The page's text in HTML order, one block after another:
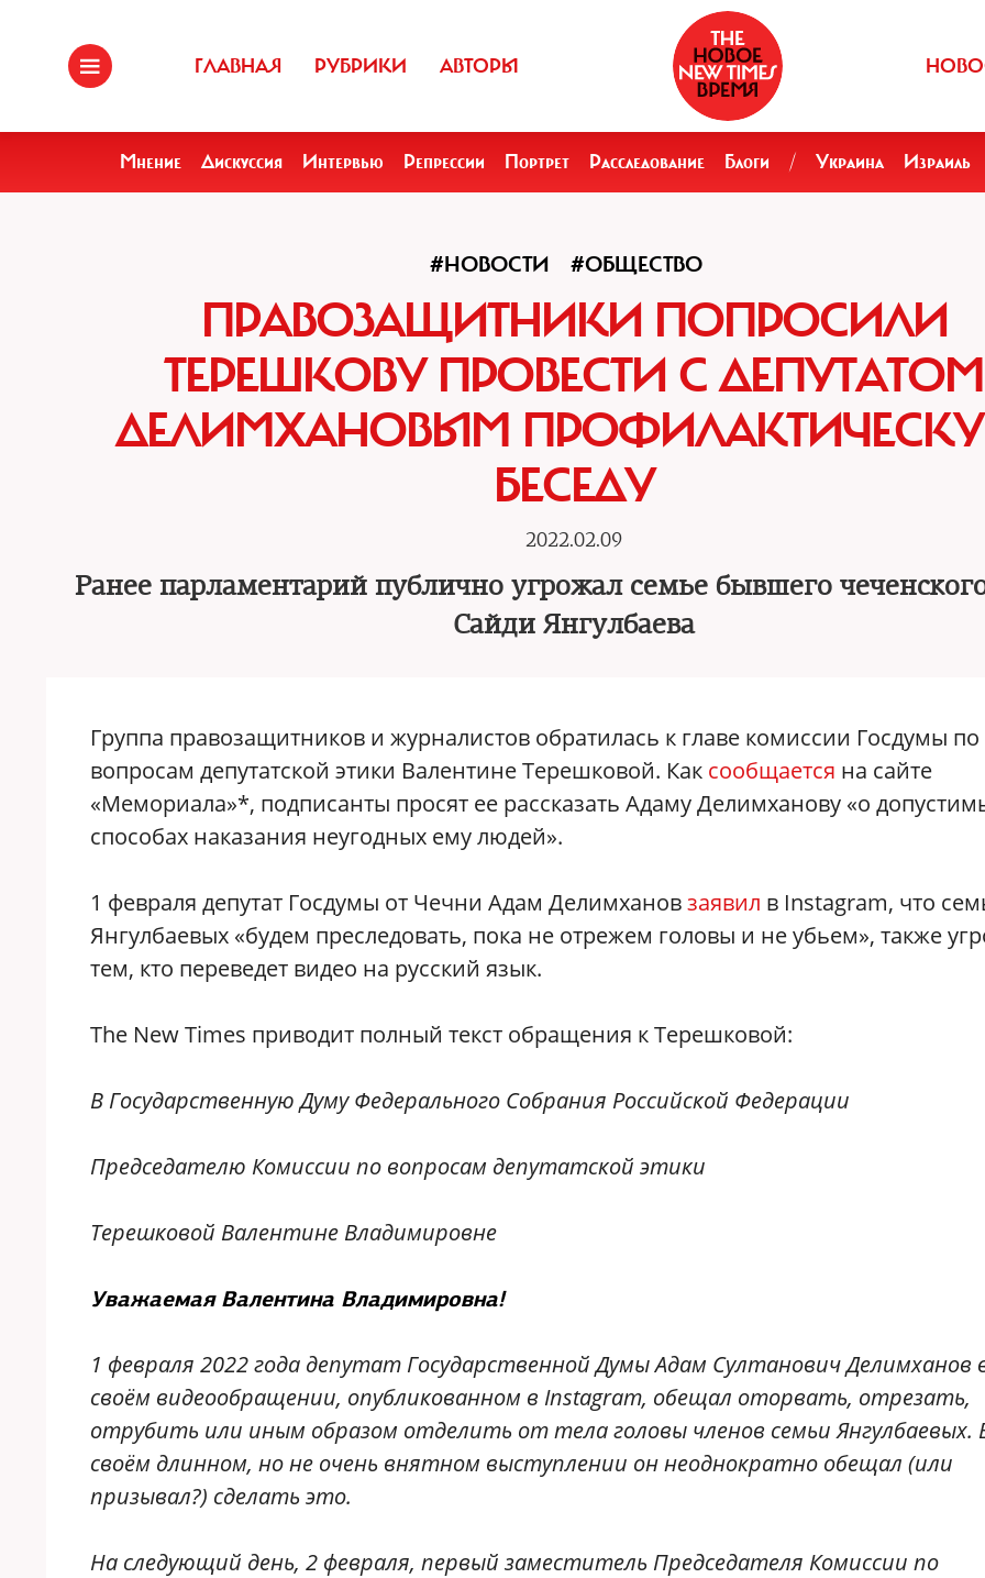
ГЛАВНАЯ РУБРИКИ АВТОРЫ
Мнение Дискуссия Интервью Репрессии Портрет Расследование Блоги / Украина Израиль
#НОВОСТИ #ОБЩЕСТВО
ПРАВОЗАЩИТНИКИ ПОПРОСИЛИ
ТЕРЕШКОВУ ПРОВЕСТИ С ДЕПУТАТОМ
ДЕЛИМХАНОВЫМ
БЕСЕДУ
2022.02.09
Ранее парламентарий публично угрожал семье бывшего
Сайди Янгулбаева
Группа правозащитников и журналистов обратилась к главе комиссии Госдумы по
вопросам депутатской этики Валентине Терешковой. Как сообщается на сайте
«Мемориала»*, подписанты просят ее рассказать Адаму Делимханову «о
способах наказания неугодных ему людей».
1 февраля депутат Госдумы от Чечни Адам Делимхановзаявил в Instagram, что
Янгулбаевых «будем преследовать, пока не отрежем головы и не убьем», также
тем, кто переведет видео на русский язык.
The New Times приводит полный текст обращения к Терешковой:
В Государственную Думу Федерального Собрания Российской Федерации
Председателю Комиссии по вопросам депутатской этики
Терешковой Валентине Владимировне
Уважаемая Валентина Владимировна!
1 февраля 2022 года депутат Государственной Думы Адам Султанович Делимханов
своём видеообращении, опубликованном в Instagram, обещал оторвать, отрезать,
отрубить или иным образом отделить от тела головы членов семьи Янгулбаевых.
своём длинном, но не очень внятном выступлении он неоднократно обещал (или
призывал?) сделать это.
На следующий день, 2 февраля, первый заместитель Председателя Комиссии по